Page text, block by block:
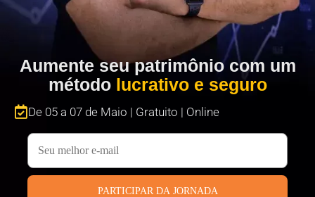
Aumente seu patrimônio com um
método lucrativo e seguro
De 05 a 07 de Maio | Gratuito | Online
PARTICIPAR DA JORNADA